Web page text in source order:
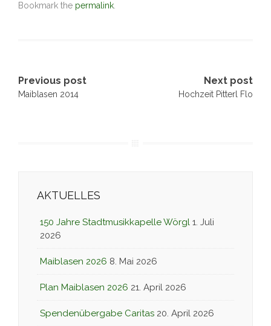
Bookmark the permalink
Post
navigation
Previous post
Maiblasen 2014
Next post
Hochzeit Pitterl Flo
AKTUELLES
150 Jahre Stadtmusikkapelle Wörgl 1. Juli
2026
Maiblasen 2026 8. Mai 2026
Plan Maiblasen 2026 21. April 2026
Spendenübergabe Caritas 20. April 2026